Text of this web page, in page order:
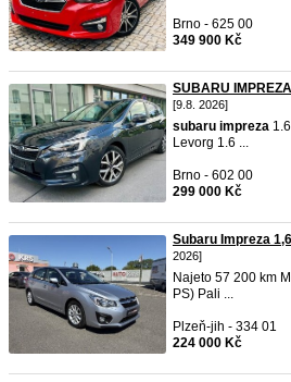
Brno - 625 00
349 900 Kč
SUBARU
[9.8. 2026]
subaru impreza
Levorg 1.6 ...
Brno - 602 00
299 000 Kč
Subaru Impreza
2026]
Najeto 57 200 km
PS) Pali ...
Plzeň-jih - 334 01
224 000 Kč